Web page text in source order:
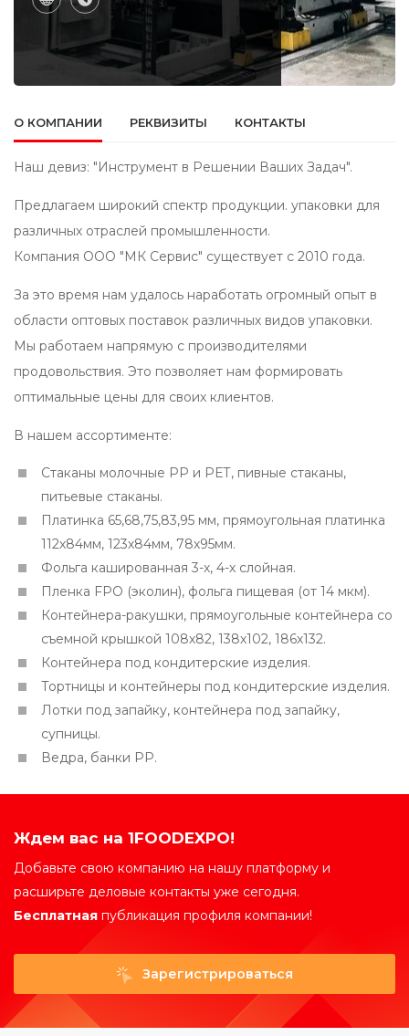
О КОМПАНИИ РЕКВИЗИТЫ КОНТАКТЫ
Наш девиз: "Инструмент в Решении Ваших Задач".
Предлагаем широкий спектр продукции. упаковки для
различных отраслей промышленности.
Компания ООО "МК Сервис" существует с 2010 года.
За это время нам удалось наработать огромный опыт в
области оптовых поставок различных видов упаковки.
Мы работаем напрямую с производителями
продовольствия. Это позволяет нам формировать
оптимальные цены для своих клиентов.
В нашем ассортименте:
Стаканы молочные РР и РЕТ, пивные стаканы,
питьевые стаканы.
Платинка 65,68,75,83,95 мм, прямоугольная платинка
112х84мм, 123х84мм, 78х95мм.
Фольга кашированная 3-х, 4-х слойная.
Пленка FPO (эколин), фольга пищевая (от 14 мкм).
Контейнера-ракушки, прямоугольные контейнера со
съемной крышкой 108х82, 138х102, 186х132.
Контейнера под кондитерские изделия.
Тортницы и контейнеры под кондитерские изделия.
Лотки под запайку, контейнера под запайку,
супницы.
Ведра, банки РР.
Ждем вас на 1FOODEXPO!
Добавьте свою компанию на нашу платформу и
расширьте деловые контакты уже сегодня.
Бесплатная публикация профиля компании!
Зарегистрироваться